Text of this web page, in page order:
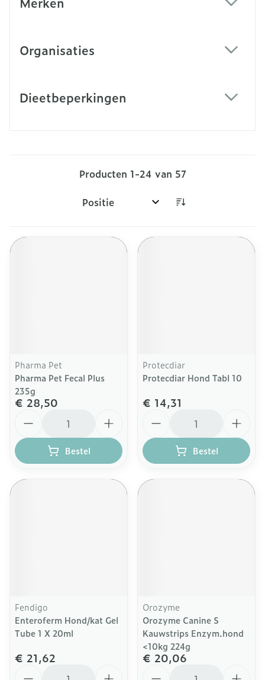
Organisaties
Dieetbeperkingen
Producten 1-24 van 57
Sorteer op:
Pharma Pet
Pharma Pet Fecal Plus
235g
€ 28,50
Bestel
Protecdiar
Protecdiar Hond Tabl 10
€ 14,31
Bestel
Fendigo
Enteroferm Hond/kat Gel
Tube 1 X 20ml
€ 21,62
Orozyme
Orozyme Canine S
Kauwstrips Enzym.hond
<10kg 224g
€ 20,06